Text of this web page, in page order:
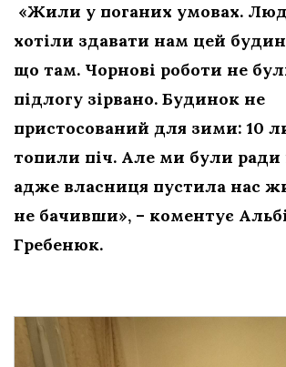
«Жили у поганих умовах.
хотіли здавати нам цей
що там. Чорнові роботи не
підлогу зірвано. Будинок не
пристосований для зими: 10
топили піч. Але ми були ради
адже власниця пустила нас
не бачивши», – коментує
Гребенюк.